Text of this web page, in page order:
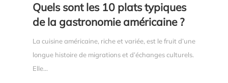
Quels sont les 10 plats typiques
de la gastronomie américaine ?
La cuisine américaine, riche et variée, est le fruit d’une
longue histoire de migrations et d’échanges culturels.
Elle...